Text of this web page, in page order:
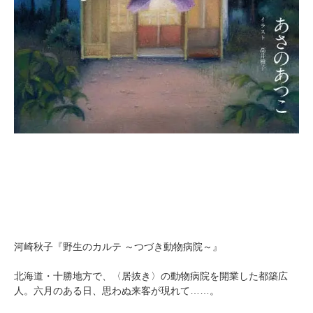
河崎秋子『野生のカルテ ～つづき動物病院～』
北海道・十勝地方で、〈居抜き〉の動物病院を開業した都築広
人。六月のある日、思わぬ来客が現れて……。